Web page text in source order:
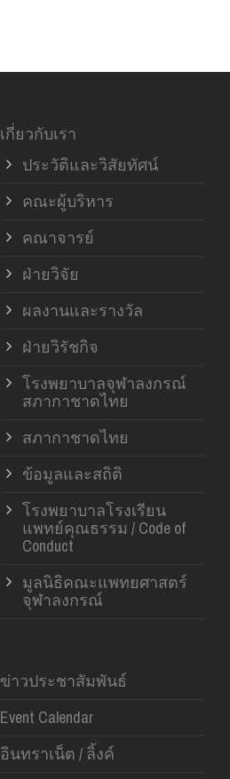
เกี่ยวกับเรา
ประวัติและวิสัยทัศน์
คณะผู้บริหาร
คณาจารย์
ฝ่ายวิจัย
ผลงานและรางวัล
ฝ่ายวิรัชกิจ
โรงพยาบาลจุฬาลงกรณ์
สภากาชาดไทย
สภากาชาดไทย
ข้อมูลและสถิติ
โรงพยาบาลโรงเรียน
แพทย์คุณธรรม / Code of
Conduct
มูลนิธิคณะแพทยศาสตร์
จุฬาลงกรณ์
ข่าวประชาสัมพันธ์
Event Calendar
อินทราเน็ต / ลิ้งค์